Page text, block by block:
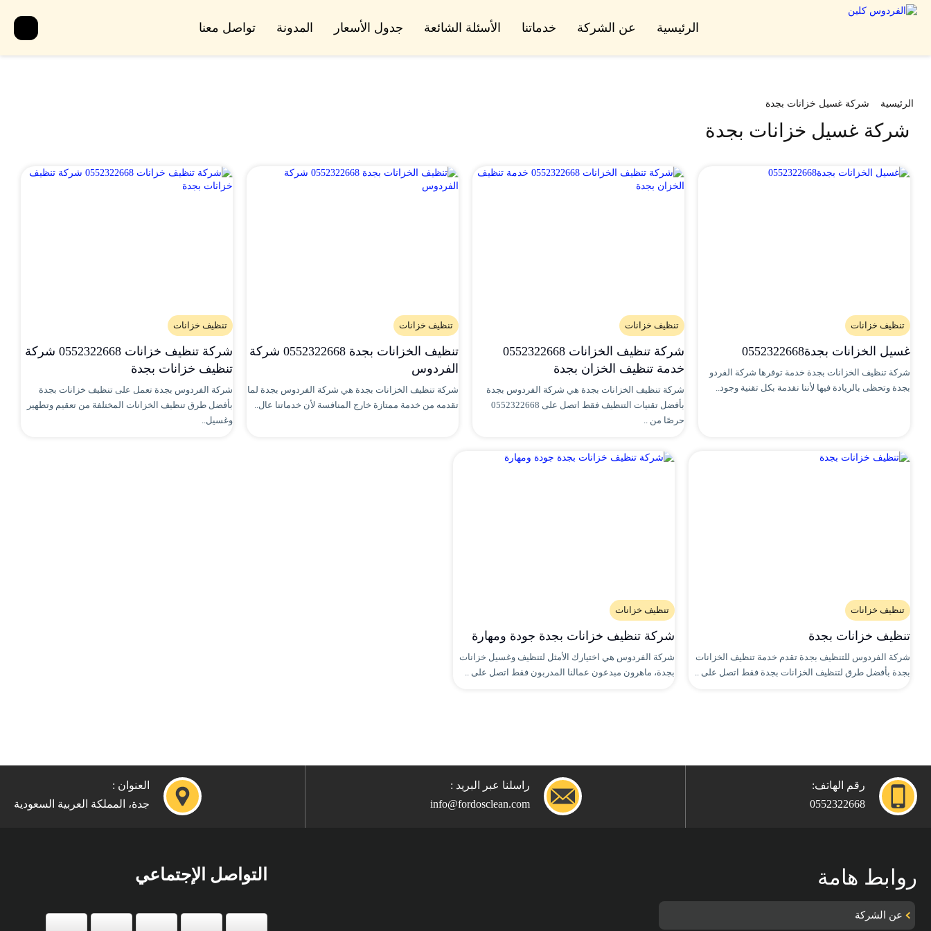
الرئيسية عن الشركة خدماتنا الأسئلة الشائعة جدول الأسعار المدونة تواصل معنا
الرئيسية شركة غسيل خزانات بجدة
شركة غسيل خزانات بجدة
تنظيف خزانات
غسيل الخزانات بجدة0552322668
شركة تنظيف الخزانات بجدة خدمة توفرها شركة الفردو
بجدة وتحظى بالريادة فيها لأننا نقدمة بكل تقنية وجود..
تنظيف خزانات
شركة تنظيف الخزانات 0552322668
خدمة تنظيف الخزان بجدة
شركة تنظيف الخزانات بجدة هي شركة الفردوس بجدة
بأفضل تقنيات التنظيف فقط اتصل على 0552322668
حرصًا من ..
تنظيف خزانات
تنظيف الخزانات بجدة 0552322668 شركة
الفردوس
شركة تنظيف الخزانات بجدة هي شركة الفردوس بجدة لما
تقدمه من خدمة ممتازة خارج المنافسة لأن خدماتنا عال..
تنظيف خزانات
شركة تنظيف خزانات 0552322668 شركة
تنظيف خزانات بجدة
شركة الفردوس بجدة تعمل على تنظيف خزانات بجدة
بأفضل طرق تنظيف الخزانات المختلفة من تعقيم وتطهير
وغسيل..
تنظيف خزانات
تنظيف خزانات بجدة
شركة الفردوس للتنظيف بجدة تقدم خدمة تنظيف الخزانات
بجدة بأفضل طرق لتنظيف الخزانات بجدة فقط اتصل على ..
تنظيف خزانات
شركة تنظيف خزانات بجدة جودة ومهارة
شركة الفردوس هي اختيارك الأمثل لتنظيف وغسيل خزانات
بجدة، ماهرون مبدعون عمالنا المدربون فقط اتصل على ..
رقم الهاتف:
0552322668
راسلنا عبر البريد :
info@fordosclean.com
العنوان :
جدة، المملكة العربية السعودية
روابط هامة
عن الشركة
التواصل الإجتماعي